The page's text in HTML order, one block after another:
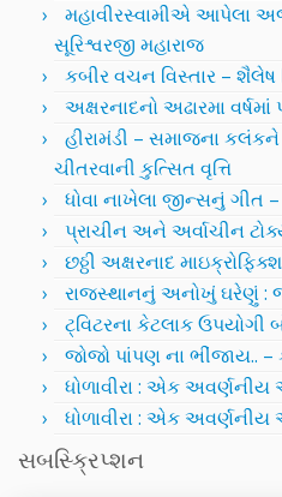
મહાવીરસ્વામીએ આપેલા
સૂરિશ્વરજી મહારાજ
કબીર વચન વિસ્તાર – શૈલેષ
અક્ષરનાદનો અઢારમા વર્ષમાં
હીરામંડી – સમાજના
ચીતરવાની કુત્સિત વૃત્તિ
ધોવા નાખેલા જીન્સનું ગીત
પ્રાચીન અને અર્વાચીન
છઠ્ઠી અક્ષરનાદ
રાજસ્થાનનું અનોખું ઘરેણું :
ટ્વિટરના કેટલાક
જોજો પાંપણ ના ભીંજાય..
ધોળાવીરા : એક
ધોળાવીરા : એક
સબસ્ક્રિપ્શન